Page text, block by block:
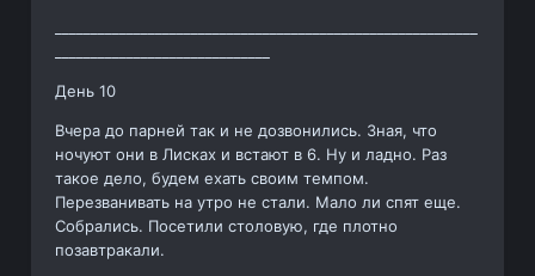
День 10
Вчера до парней так и не дозвонились. Зная, что
ночуют они в Лисках и встают в 6. Ну и ладно. Раз
такое дело, будем ехать своим темпом.
Перезванивать на утро не стали. Мало ли спят еще.
Собрались. Посетили столовую, где плотно
позавтракали.